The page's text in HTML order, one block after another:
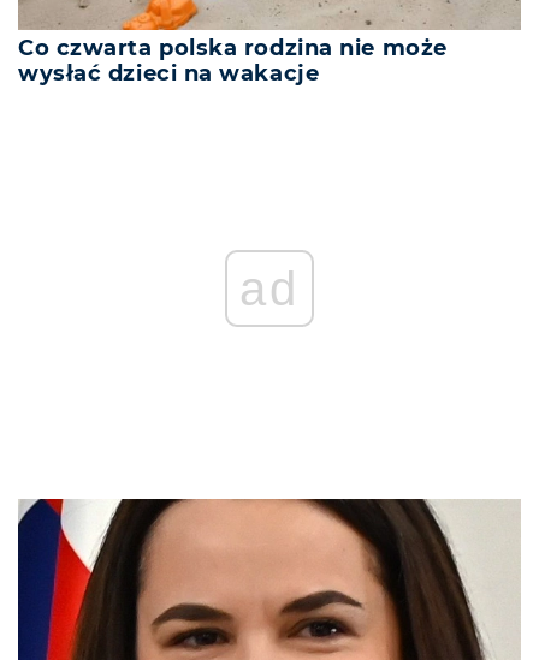
Co czwarta polska rodzina nie może
wysłać dzieci na wakacje
ad